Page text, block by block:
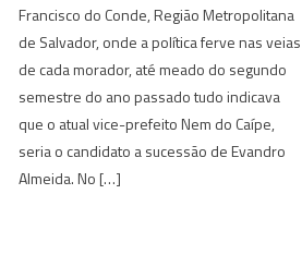
Francisco do Conde, Região Metropolitana
de Salvador, onde a política ferve nas veias
de cada morador, até meado do segundo
semestre do ano passado tudo indicava
que o atual vice-prefeito Nem do Caípe,
seria o candidato a sucessão de Evandro
Almeida. No […]